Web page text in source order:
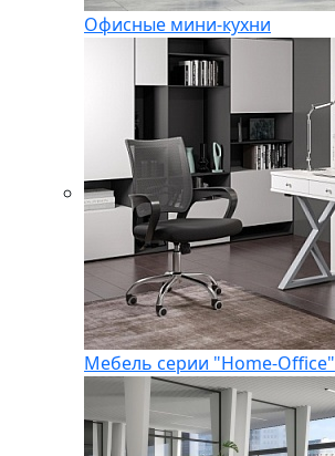
Офисные мини-кухни
Мебель серии "Home-Office"